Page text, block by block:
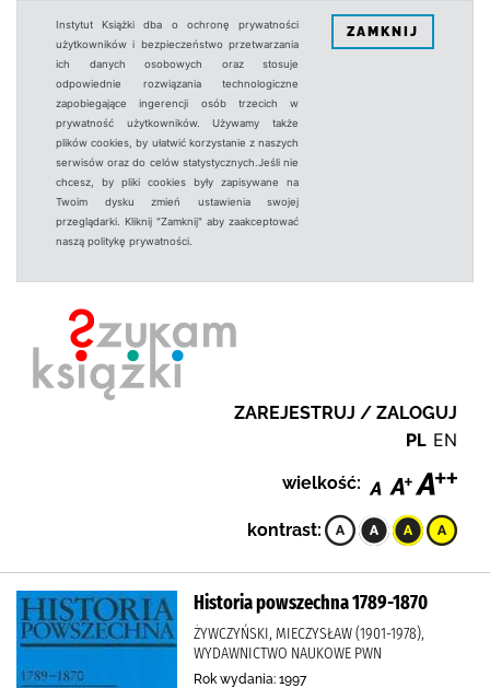
Instytut Książki dba o ochronę prywatności
użytkowników i bezpieczeństwo przetwarzania
ich danych osobowych oraz stosuje
odpowiednie rozwiązania technologiczne
zapobiegające ingerencji osób trzecich w
prywatność użytkowników. Używamy także
plików cookies, by ułatwić korzystanie z naszych
serwisów oraz do celów statystycznych.Jeśli nie
chcesz, by pliki cookies były zapisywane na
Twoim dysku zmień ustawienia swojej
przeglądarki. Kliknij "Zamknij" aby zaakceptować
naszą politykę prywatności.
ZAMKNIJ
ZAREJESTRUJ / ZALOGUJ
PL EN
wielkość:
kontrast:
Historia powszechna 1789-1870
ŻYWCZYŃSKI, MIECZYSŁAW (1901-1978),
WYDAWNICTWO NAUKOWE PWN
Rok wydania: 1997